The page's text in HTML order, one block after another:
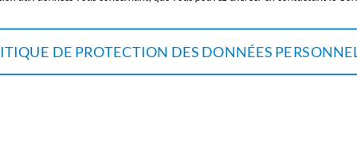
DE PROTECTION DES DONNÉES